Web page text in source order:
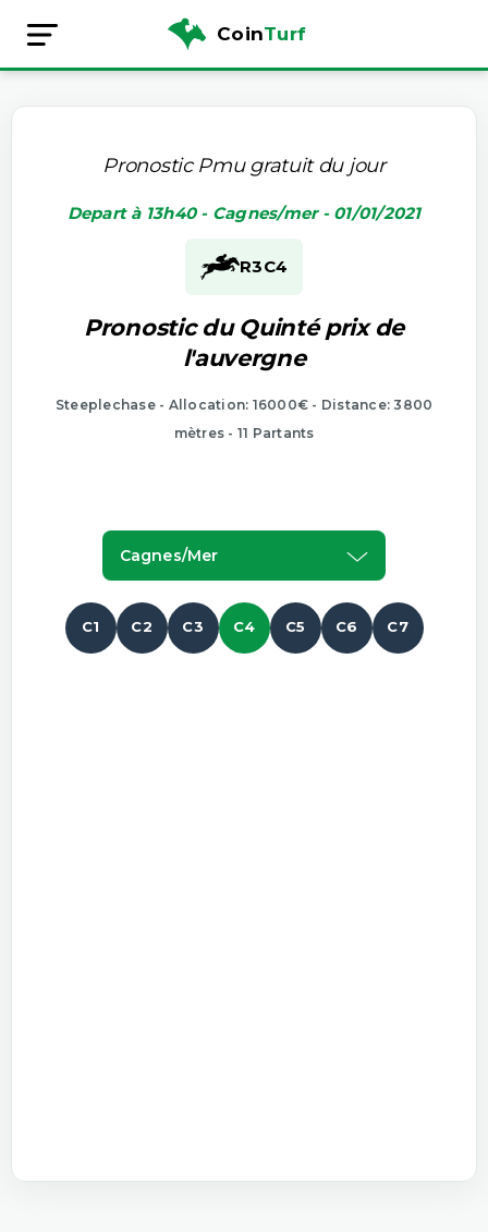
CoinTurf
Pronostic Pmu gratuit du jour
Depart à 13h40 - Cagnes/mer - 01/01/2021
R3C4
Pronostic du Quinté prix de
l'auvergne
Steeplechase - Allocation: 16000€ - Distance: 3800
mètres - 11 Partants
Cagnes/mer
C1 C2 C3 C4 C5 C6 C7